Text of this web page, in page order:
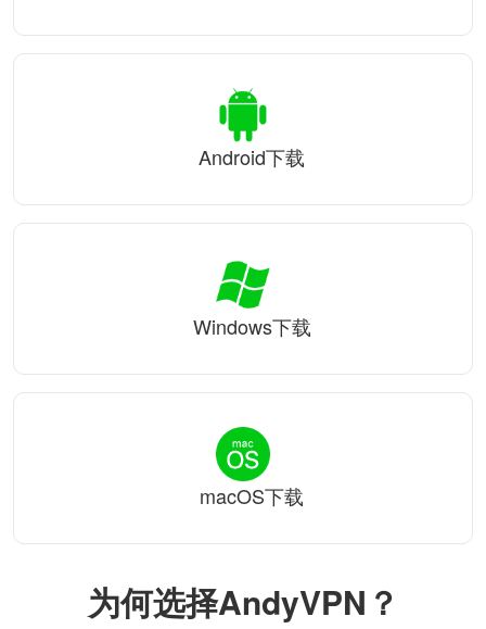
为何选择AndyVPN？
Android下载
Windows下载
macOS下载